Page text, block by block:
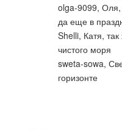
olga-9099, Оля,
да еще в
Shelli, Катя,
чистого моря
sweta-sowa,
горизонте